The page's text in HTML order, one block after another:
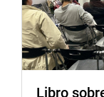
Libro